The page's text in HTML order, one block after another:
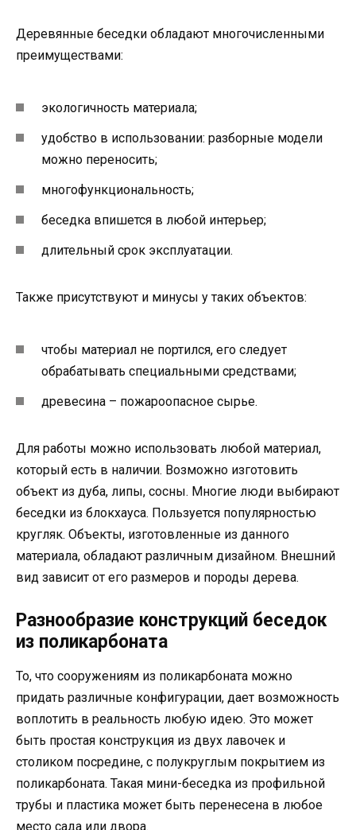
Деревянные беседки обладают многочисленными
преимуществами:
экологичность материала;
удобство в использовании: разборные модели
можно переносить;
многофункциональность;
беседка впишется в любой интерьер;
длительный срок эксплуатации.
Также присутствуют и минусы у таких объектов:
чтобы материал не портился, его следует
обрабатывать специальными средствами;
древесина – пожароопасное сырье.
Для работы можно использовать любой материал,
который есть в наличии. Возможно изготовить
объект из дуба, липы, сосны. Многие люди выбирают
беседки из блокхауса. Пользуется популярностью
кругляк. Объекты, изготовленные из данного
материала, обладают различным дизайном. Внешний
вид зависит от его размеров и породы дерева.
Разнообразие конструкций беседок
из поликарбоната
То, что сооружениям из поликарбоната можно
придать различные конфигурации, дает возможность
воплотить в реальность любую идею. Это может
быть простая конструкция из двух лавочек и
столиком посредине, с полукруглым покрытием из
поликарбоната. Такая мини-беседка из профильной
трубы и пластика может быть перенесена в любое
место сада или двора.